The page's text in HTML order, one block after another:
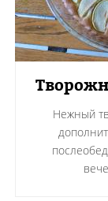
Нежный